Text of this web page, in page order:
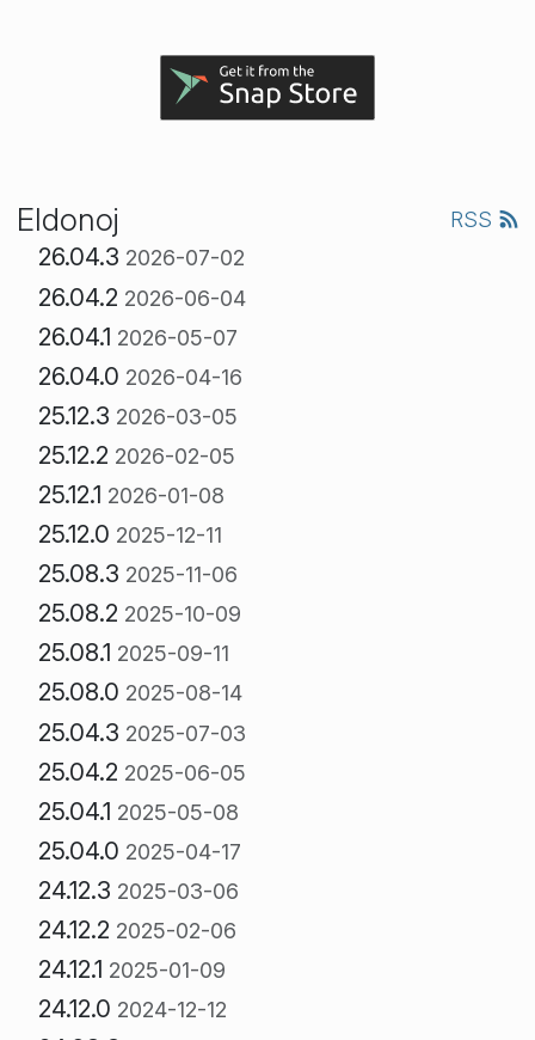
Eldonoj RSS
26.04.3 2026-07-02
26.04.2 2026-06-04
26.04.1 2026-05-07
26.04.0 2026-04-16
25.12.3 2026-03-05
25.12.2 2026-02-05
25.12.1 2026-01-08
25.12.0 2025-12-11
25.08.3 2025-11-06
25.08.2 2025-10-09
25.08.1 2025-09-11
25.08.0 2025-08-14
25.04.3 2025-07-03
25.04.2 2025-06-05
25.04.1 2025-05-08
25.04.0 2025-04-17
24.12.3 2025-03-06
24.12.2 2025-02-06
24.12.1 2025-01-09
24.12.0 2024-12-12